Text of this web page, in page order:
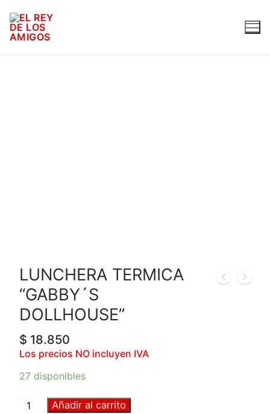
LUNCHERA TERMICA
“GABBY´S
DOLLHOUSE”
$ 18.850
Los precios NO incluyen IVA
27 disponibles
Añadir al carrito